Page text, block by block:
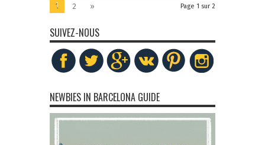
Page 1 sur 2
1 2 »
SUIVEZ-NOUS
NEWBIES IN BARCELONA GUIDE